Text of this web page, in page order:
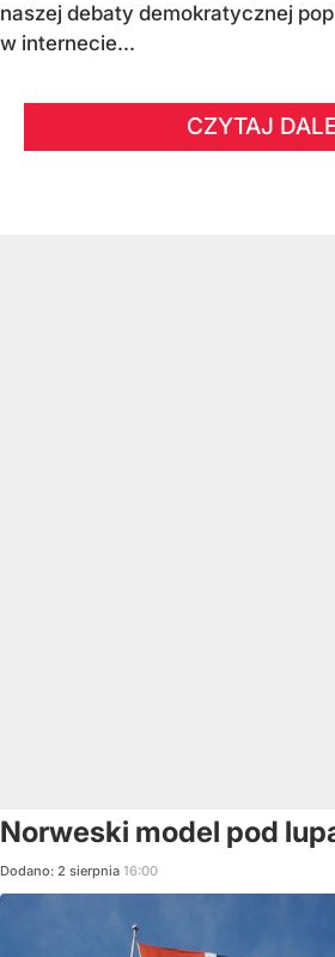
naszej debaty demokratycznej
w internecie...
CZYTAJ
Norweski model pod
Dodano: 2 sierpnia 16:00